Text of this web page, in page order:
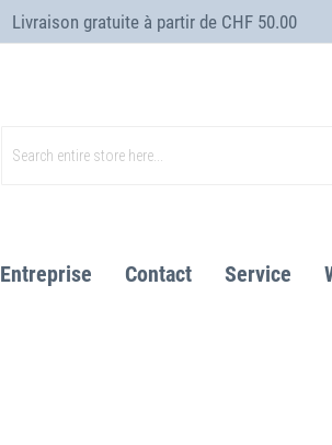
Livraison gratuite à partir de CHF 50.00
Entreprise Contact Service